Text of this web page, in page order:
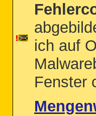
ich auf
Fenster